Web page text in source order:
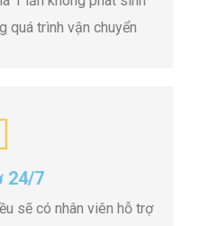
quá trình vận chuyển
24/7
sẽ có nhân viên hỗ trợ